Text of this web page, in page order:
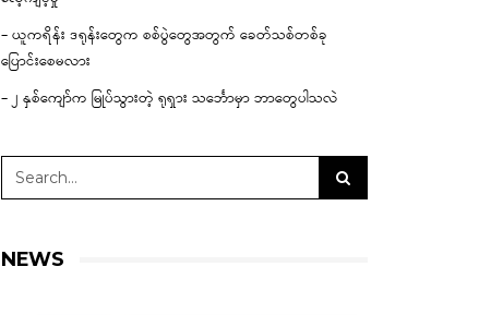
– ယူကရိန်း ဒရုန်းတွေက စစ်ပွဲတွေအတွက် ခေတ်သစ်တစ်ခု
ပြောင်းစေမလား
– ၂ နှစ်ကျော်က မြုပ်သွားတဲ့ ရုရှား သင်္ဘောမှာ ဘာတွေပါသလဲ
NEWS